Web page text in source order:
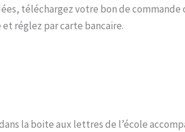
téléchargez votre bon de
réglez par carte bancaire.
la boite aux lettres de l’école